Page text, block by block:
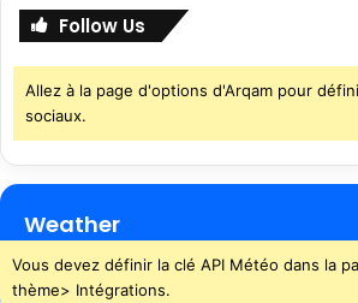
Follow Us
Allez à la page d'options d'Arqam pour
sociaux.
Weather
Vous devez définir la clé API Météo dans la
thème> Intégrations.